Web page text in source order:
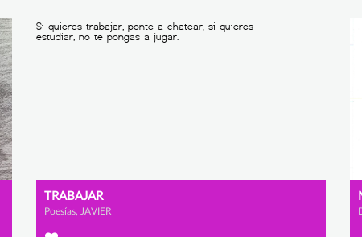
TRABAJAR
Poesías, JAVIER